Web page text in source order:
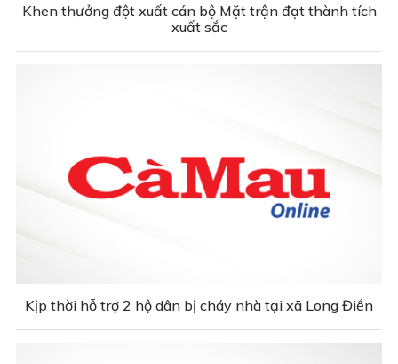
Khen thưởng đột xuất cán bộ Mặt trận đạt thành tích
xuất sắc
Kịp thời hỗ trợ 2 hộ dân bị cháy nhà tại xã Long Điền